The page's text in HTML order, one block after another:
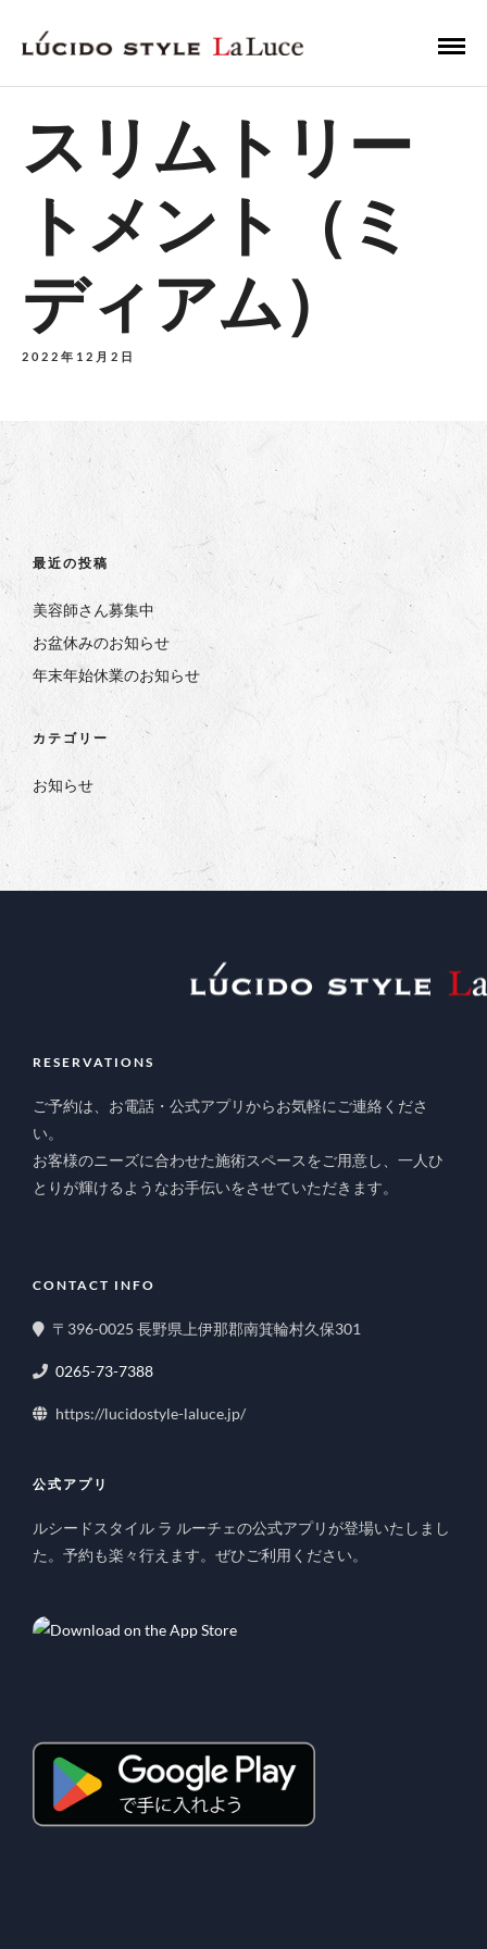
スリムトリー
トメント（ミ
ディアム）
2022年12月2日
最近の投稿
美容師さん募集中
お盆休みのお知らせ
年末年始休業のお知らせ
カテゴリー
お知らせ
RESERVATIONS
ご予約は、お電話・公式アプリからお気軽にご連絡くださ
い。
お客様のニーズに合わせた施術スペースをご用意し、一人ひ
とりが輝けるようなお手伝いをさせていただきます。
CONTACT INFO
〒396-0025 長野県上伊那郡南箕輪村久保301
0265-73-7388
https://lucidostyle-laluce.jp/
公式アプリ
ルシードスタイル ラ ルーチェの公式アプリが登場いたしまし
た。予約も楽々行えます。ぜひご利用ください。